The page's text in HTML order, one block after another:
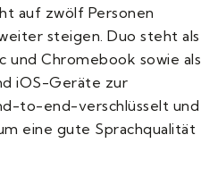
auf zwölf Personen
steigen. Duo steht als
und Chromebook sowie als
iOS-Geräte zur
to-end-verschlüsselt und
eine gute Sprachqualität